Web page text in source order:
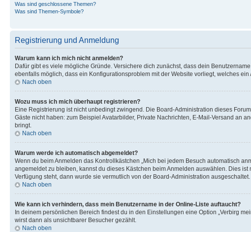
Was sind geschlossene Themen?
Was sind Themen-Symbole?
Registrierung und Anmeldung
Warum kann ich mich nicht anmelden?
Dafür gibt es viele mögliche Gründe. Versichere dich zunächst, dass dein
ebenfalls möglich, dass ein Konfigurationsproblem mit der Website vorliegt, welches ein
Nach oben
Wozu muss ich mich überhaupt registrieren?
Eine Registrierung ist nicht unbedingt zwingend. Die Board-Administration dieses
Gäste nicht haben: zum Beispiel Avatarbilder, Private Nachrichten, E-Mail-Versand an
bringt.
Nach oben
Warum werde ich automatisch abgemeldet?
Wenn du beim Anmelden das Kontrollkästchen „Mich bei jedem Besuch automatisch
angemeldet zu bleiben, kannst du dieses Kästchen beim Anmelden auswählen. Dies
Verfügung steht, dann wurde sie vermutlich von der Board-Administration ausgeschaltet.
Nach oben
Wie kann ich verhindern, dass mein Benutzername in der Online-Liste auftaucht?
In deinem persönlichen Bereich findest du in den Einstellungen eine Option „Verbirg
wirst dann als unsichtbarer Besucher gezählt.
Nach oben